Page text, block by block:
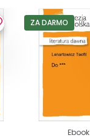
ZA DARMO
Ebook